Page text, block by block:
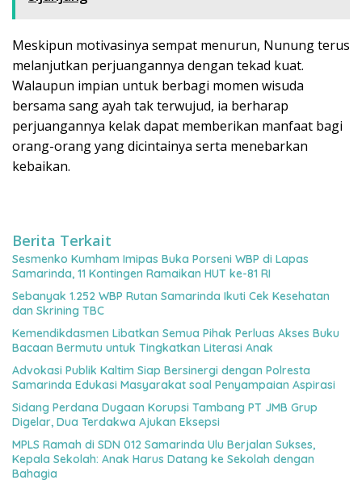
Meskipun motivasinya sempat menurun, Nunung terus
melanjutkan perjuangannya dengan tekad kuat.
Walaupun impian untuk berbagi momen wisuda
bersama sang ayah tak terwujud, ia berharap
perjuangannya kelak dapat memberikan manfaat bagi
orang-orang yang dicintainya serta menebarkan
kebaikan.
Berita Terkait
Sesmenko Kumham Imipas Buka Porseni WBP di Lapas
Samarinda, 11 Kontingen Ramaikan HUT ke-81 RI
Sebanyak 1.252 WBP Rutan Samarinda Ikuti Cek Kesehatan
dan Skrining TBC
Kemendikdasmen Libatkan Semua Pihak Perluas Akses Buku
Bacaan Bermutu untuk Tingkatkan Literasi Anak
Advokasi Publik Kaltim Siap Bersinergi dengan Polresta
Samarinda Edukasi Masyarakat soal Penyampaian Aspirasi
Sidang Perdana Dugaan Korupsi Tambang PT JMB Grup
Digelar, Dua Terdakwa Ajukan Eksepsi
MPLS Ramah di SDN 012 Samarinda Ulu Berjalan Sukses,
Kepala Sekolah: Anak Harus Datang ke Sekolah dengan
Bahagia